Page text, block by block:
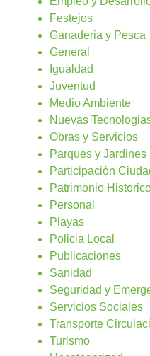
Festejos
Ganaderia y Pesca
General
Igualdad
Juventud
Medio Ambiente
Nuevas
Obras y Servicios
Parques y Jardines
Participación
Patrimonio
Personal
Playas
Policia Local
Publicaciones
Sanidad
Seguridad y
Servicios Sociales
Transporte
Turismo